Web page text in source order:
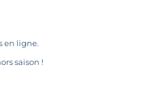
en ligne.
saison !